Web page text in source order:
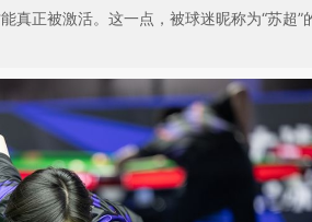
真正被激活。这一点，被球迷昵称为“苏超”